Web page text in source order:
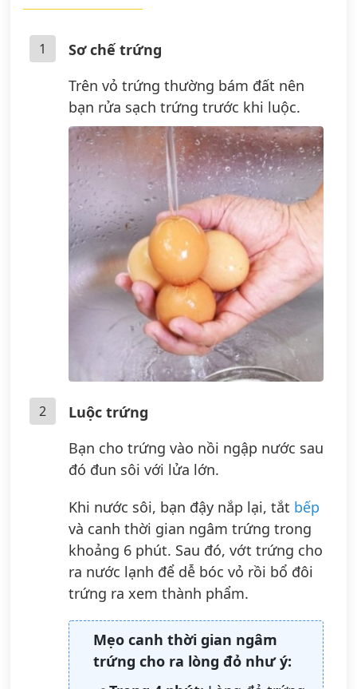
1
Sơ chế trứng
Trên vỏ trứng thường bám đất nên
bạn rửa sạch trứng trước khi luộc.
2
Luộc trứng
Bạn cho trứng vào nồi ngập nước sau
đó đun sôi với lửa lớn.
Khi nước sôi, bạn đậy nắp lại, tắt bếp
và canh thời gian ngâm trứng trong
khoảng 6 phút. Sau đó, vớt trứng cho
ra nước lạnh để dễ bóc vỏ rồi bổ đôi
trứng ra xem thành phẩm.
Mẹo canh thời gian ngâm
trứng cho ra lòng đỏ như ý: